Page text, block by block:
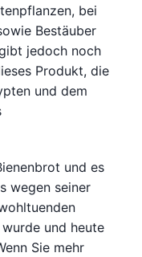
bei
Bestäuber
jedoch noch
Produkt, die
und dem
und es
wegen seiner
und heute
Sie mehr